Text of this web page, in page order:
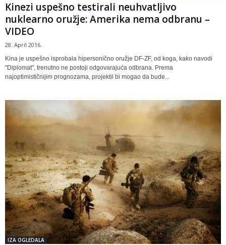
Kinezi uspešno testirali neuhvatljivo
nuklearno oružje: Amerika nema odbranu –
VIDEO
28. April 2016.
Kina je uspešno isprobala hipersonično oružje DF-ZF, od koga, kako navodi
"Diplomat", trenutno ne postoji odgovarajuća odbrana. Prema
najoptimističnijim prognozama, projektil bi mogao da bude...
IZA OGLEDALA